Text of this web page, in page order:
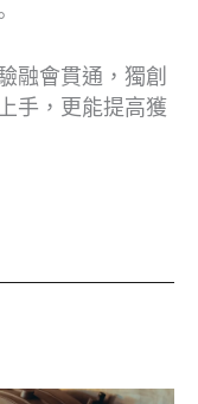
融會貫通，獨創
手，更能提高獲